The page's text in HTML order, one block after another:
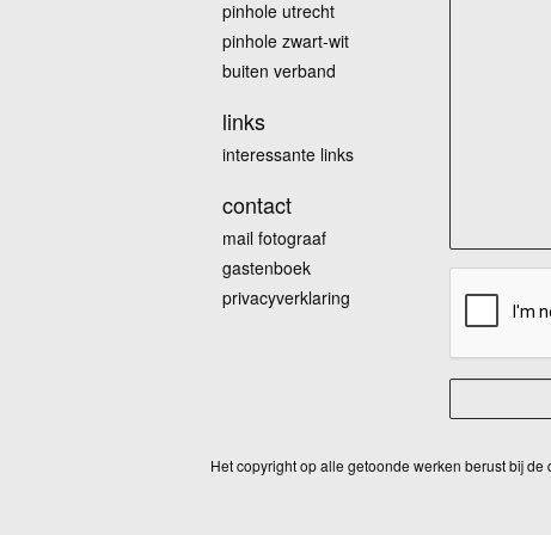
pinhole utrecht
pinhole zwart-wit
buiten verband
links
interessante links
contact
mail fotograaf
gastenboek
privacyverklaring
Het copyright op alle getoonde werken berust bij